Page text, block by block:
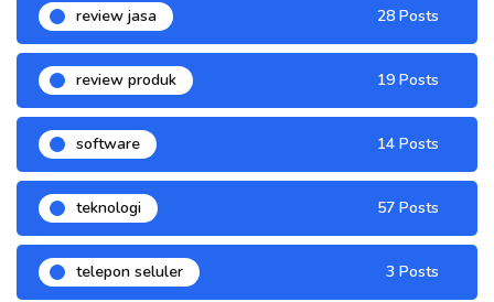
review jasa 28 Posts
review produk 19 Posts
software 14 Posts
teknologi 57 Posts
telepon seluler 3 Posts